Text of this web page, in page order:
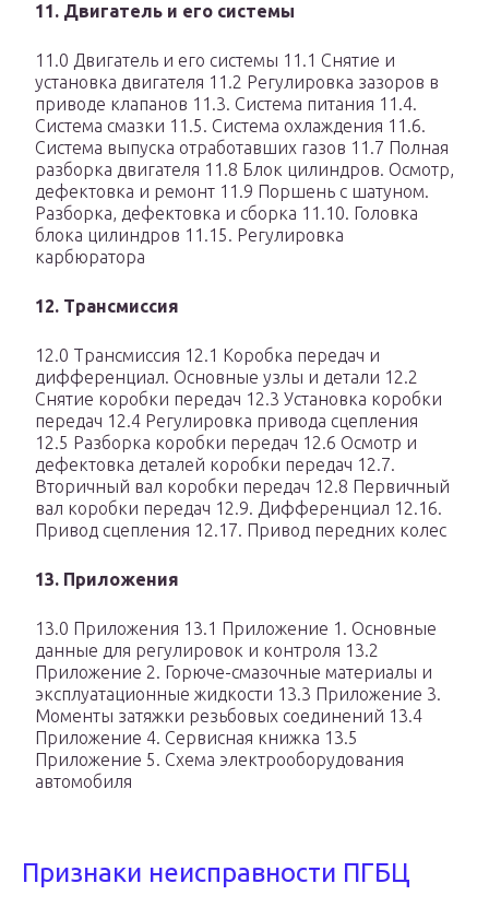
11. Двигатель и его системы
11.0 Двигатель и его системы 11.1 Снятие и
установка двигателя 11.2 Регулировка зазоров в
приводе клапанов 11.3. Система питания 11.4.
Система смазки 11.5. Система охлаждения 11.6.
Система выпуска отработавших газов 11.7 Полная
разборка двигателя 11.8 Блок цилиндров. Осмотр,
дефектовка и ремонт 11.9 Поршень с шатуном.
Разборка, дефектовка и сборка 11.10. Головка
блока цилиндров 11.15. Регулировка
карбюратора
12. Трансмиссия
12.0 Трансмиссия 12.1 Коробка передач и
дифференциал. Основные узлы и детали 12.2
Снятие коробки передач 12.3 Установка коробки
передач 12.4 Регулировка привода сцепления
12.5 Разборка коробки передач 12.6 Осмотр и
дефектовка деталей коробки передач 12.7.
Вторичный вал коробки передач 12.8 Первичный
вал коробки передач 12.9. Дифференциал 12.16.
Привод сцепления 12.17. Привод передних колес
13. Приложения
13.0 Приложения 13.1 Приложение 1. Основные
данные для регулировок и контроля 13.2
Приложение 2. Горюче-смазочные материалы и
эксплуатационные жидкости 13.3 Приложение 3.
Моменты затяжки резьбовых соединений 13.4
Приложение 4. Сервисная книжка 13.5
Приложение 5. Схема электрооборудования
автомобиля
Признаки неисправности ПГБЦ